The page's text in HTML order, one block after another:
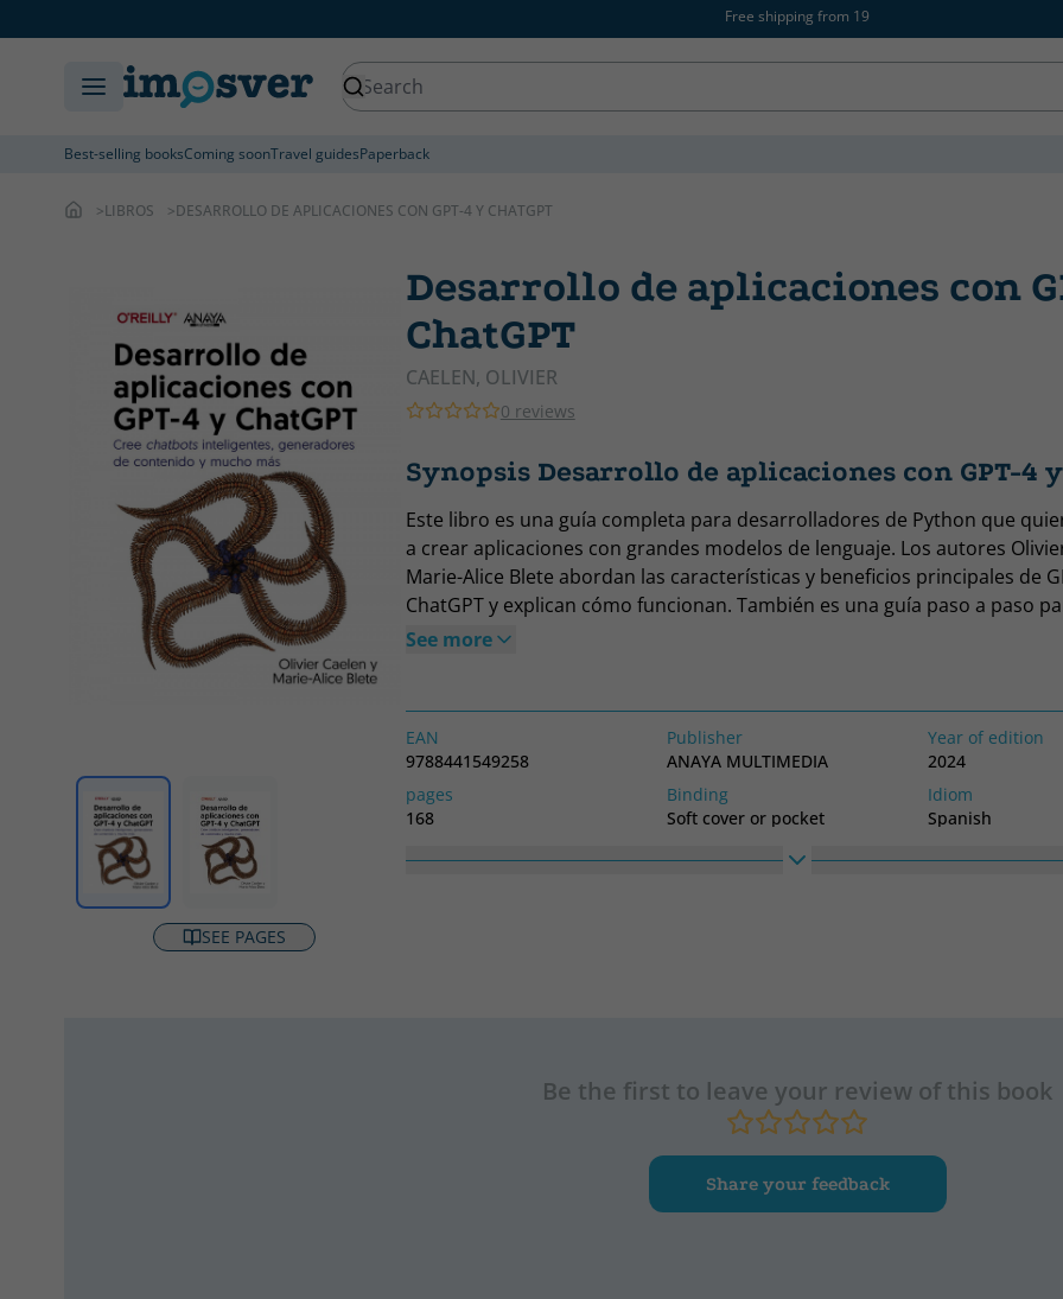
Free shipping from 19
Best-selling booksComing soonTravel guidesPaperback
LIBROS DESARROLLO DE APLICACIONES CON GPT-4 Y CHATGPT
SEE PAGES
Desarrollo de aplicaciones con
ChatGPT
CAELEN, OLIVIER
0 reviews
Synopsis Desarrollo de aplicaciones con GPT-4 y
Este libro es una guía completa para desarrolladores de Python que
a crear aplicaciones con grandes modelos de lenguaje. Los autores
Marie-Alice Blete abordan las características y beneficios principales de
ChatGPT y explican cómo funcionan. También es una guía paso a paso
aplicaciones utilizando la biblioteca de Python para GPT-4 y ChatGPT,
GPT-4 y ChatGPT incluye ejemplos fáciles de seguir para ayudarle a
los conceptos a sus proyectos. Los ejemplos de código de Python están
un repositorio de GitHub y el libro incluye un glosario de términos
aprovechar el poder de los grandes modelos de lenguaje en sus
es de lectura obligatoria.
See more
EAN
9788441549258
Publisher
ANAYA MULTIMEDIA
Year of edition
2024
pages
168
Binding
Soft cover or pocket
Idiom
Spanish
Be the first to leave your review of this book
Share your feedback